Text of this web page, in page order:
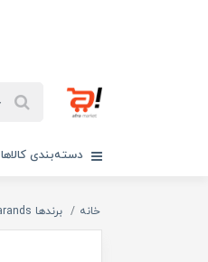
دسته‌بندی کالاها
خانه برندها barands